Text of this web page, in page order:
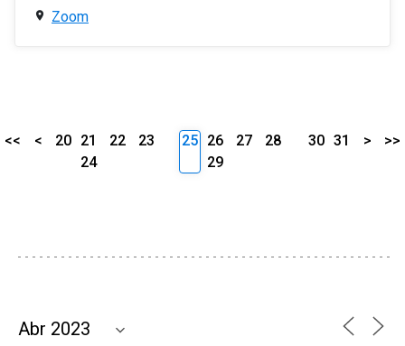
Zoom
<< < 20 21 22
23
24
25 26 27
28
29
30 31 > >>